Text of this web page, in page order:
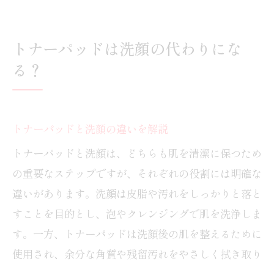
トナーパッドは洗顔の代わりにな
る？
トナーパッドと洗顔の違いを解説
トナーパッドと洗顔は、どちらも肌を清潔に保つため
の重要なステップですが、それぞれの役割には明確な
違いがあります。洗顔は皮脂や汚れをしっかりと落と
すことを目的とし、泡やクレンジングで肌を洗浄しま
す。一方、トナーパッドは洗顔後の肌を整えるために
使用され、余分な角質や残留汚れをやさしく拭き取り